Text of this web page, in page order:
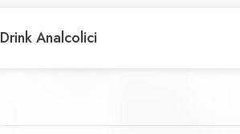
Drink Analcolici